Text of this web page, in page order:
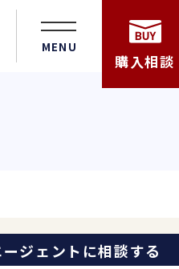
MENU
購入相談
ジェントに相談する